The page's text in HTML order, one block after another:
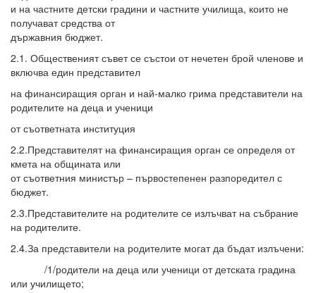
и на частните детски градини и частните училища, които не
получават средства от
държавния бюджет.
2.1. Общественият съвет се състои от нечетен брой членове и
включва един представител
на финансиращия орган и най-малко грима представители на
родителите на деца и ученици
от съответната институция
2.2.Представителят на финансиращия орган се определя от
кмета на общината или
от съответния министър – първостепенен разпоредител с
бюджет.
2.3.Представителите на родителите се излъчват на събрание
на родителите.
2.4.За представители на родителите могат да бъдат излъчени:
/1/родители на деца или ученици от детската градина
или училището;